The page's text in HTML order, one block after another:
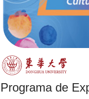
Programa de